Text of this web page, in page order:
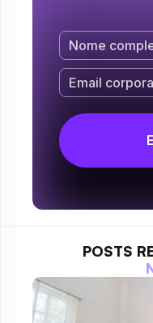
POSTS